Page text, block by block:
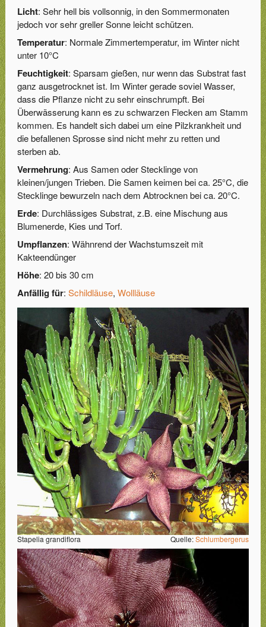
Licht: Sehr hell bis vollsonnig, in den Sommermonaten
jedoch vor sehr greller Sonne leicht schützen.
Temperatur: Normale Zimmertemperatur, im Winter nicht
unter 10°C
Feuchtigkeit: Sparsam gießen, nur wenn das Substrat fast
ganz ausgetrocknet ist. Im Winter gerade soviel Wasser,
dass die Pflanze nicht zu sehr einschrumpft. Bei
Überwässerung kann es zu schwarzen Flecken am Stamm
kommen. Es handelt sich dabei um eine Pilzkrankheit und
die befallenen Sprosse sind nicht mehr zu retten und
sterben ab.
Vermehrung: Aus Samen oder Stecklinge von
kleinen/jungen Trieben. Die Samen keimen bei ca. 25°C, die
Stecklinge bewurzeln nach dem Abtrocknen bei ca. 20°C.
Erde: Durchlässiges Substrat, z.B. eine Mischung aus
Blumenerde, Kies und Torf.
Umpflanzen: Wähnrend der Wachstumszeit mit
Kakteendünger
Höhe: 20 bis 30 cm
Anfällig für: Schildläuse, Wollläuse
Stapelia grandiflora Quelle:Schlumbergerus